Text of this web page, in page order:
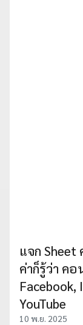
แจก Sheet
ค่าก็รู้ว่า ค
Facebook,
YouTube
10 พ.ย. 2025